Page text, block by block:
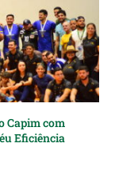
Capim com
Eficiência